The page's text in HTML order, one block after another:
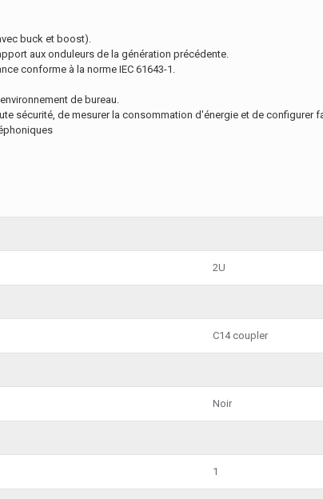
buck et boost).
aux onduleurs de la génération précédente.
conforme à la norme IEC 61643-1.
de bureau.
sécurité, de mesurer la consommation d'énergie et de configurer
2U
C14 coupler
Noir
1